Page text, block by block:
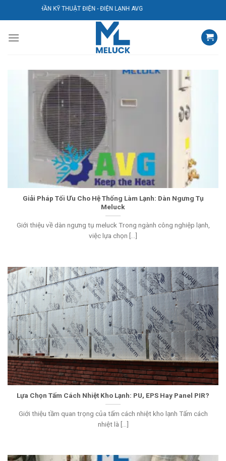
qua
dung
CỔ PHẦN KỸ THUẬT ĐIỆN - ĐIỆN LẠNH AVG
Giải Pháp Tối Ưu Cho Hệ Thống Làm Lạnh: Dàn Ngưng Tụ
Meluck
Giới thiệu về dàn ngưng tụ meluck Trong ngành công nghiệp lạnh,
việc lựa chọn [...]
Lựa Chọn Tấm Cách Nhiệt Kho Lạnh: PU, EPS Hay Panel PIR?
Giới thiệu tầm quan trọng của tấm cách nhiệt kho lạnh Tấm cách
nhiệt là [...]